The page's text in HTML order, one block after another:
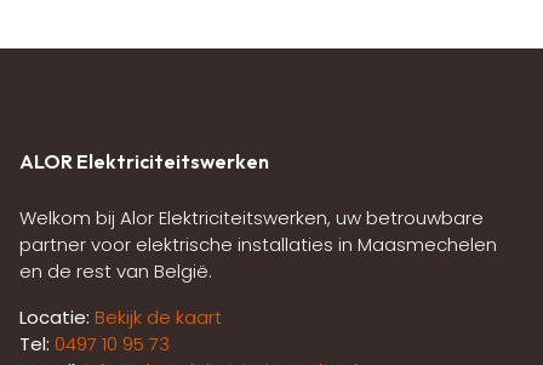
ALOR Elektriciteitswerken
Welkom bij Alor Elektriciteitswerken, uw betrouwbare
partner voor elektrische installaties in Maasmechelen
en de rest van België.
Locatie: Bekijk de kaart
Tel: 0497 10 95 73